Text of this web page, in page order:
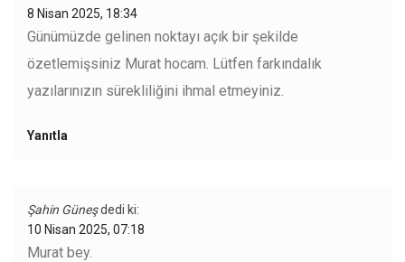
8 Nisan 2025, 18:34
Günümüzde gelinen noktayı açık bir şekilde
özetlemişsiniz Murat hocam. Lütfen farkındalık
yazılarınızın sürekliliğini ihmal etmeyiniz.
Yanıtla
Şahin Güneşdedi ki:
10 Nisan 2025, 07:18
Murat bey.